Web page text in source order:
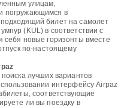
улицам,
погружающимся в
билет на самолет
(KUL) в соответствии с
новые горизонты вместе
по-настоящему
лучших вариантов
интерфейсу Airpaz
соответствующие
ли вы поездку в